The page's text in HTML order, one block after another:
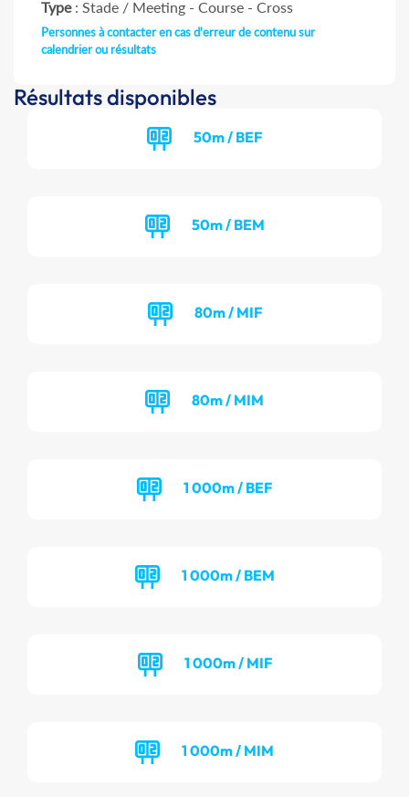
Type: Stade / Meeting - Course - Cross
Personnes à contacter en cas d'erreur de contenu sur
calendrier ou résultats
Résultats disponibles
50m / BEF
50m / BEM
80m / MIF
80m / MIM
1 000m / BEF
1 000m / BEM
1 000m / MIF
1 000m / MIM